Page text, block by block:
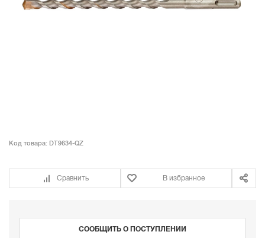
Код товара: DT9634-QZ
Сравнить В избранное
СООБЩИТЬ О ПОСТУПЛЕНИИ